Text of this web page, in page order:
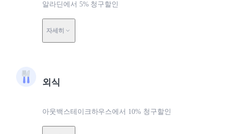
알라딘에서 5% 청구할인
자세히
외식
아웃백스테이크하우스에서 10% 청구할인